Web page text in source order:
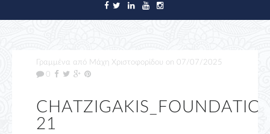
Γραμμένα από Μάχη Χριστοφορίδου on 07/07/2025
0
21